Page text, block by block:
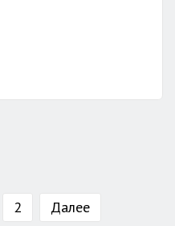
2 Далее